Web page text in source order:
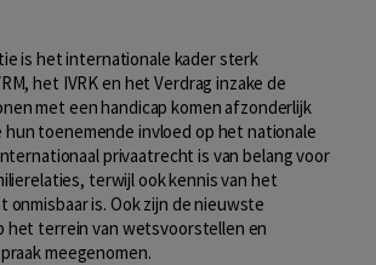
is het internationale kader sterk
het IVRK en het Verdrag inzake de
met een handicap komen afzonderlijk
hun toenemende invloed op het nationale
privaatrecht is van belang voor
terwijl ook kennis van het
onmisbaar is. Ook zijn de nieuwste
het terrein van wetsvoorstellen en
meegenomen.